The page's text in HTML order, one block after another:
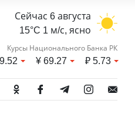
Сейчас 6 августа
15°C 1 м/с, ясно
Курсы Национального Банка РК
¥69.27 ₽5.73